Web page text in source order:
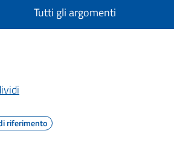
Tutti gli argomenti
riferimento